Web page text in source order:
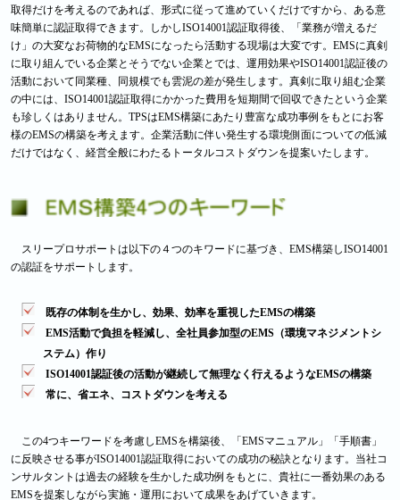
取得だけを考えるのであれば、形式に従って進めていくだけですから、ある意
味簡単に認証取得できます。しかしISO14001認証取得後、「業務が増えるだ
け」の大変なお荷物的なEMSになったら活動する現場は大変です。EMSに真剣
に取り組んでいる企業とそうでない企業とでは、運用効果やISO14001認証後の
活動において同業種、同規模でも雲泥の差が発生します。真剣に取り組む企業
の中には、ISO14001認証取得にかかった費用を短期間で回収できたという企業
も珍しくはありません。TPSはEMS構築にあたり豊富な成功事例をもとにお客
様のEMSの構築を考えます。企業活動に伴い発生する環境側面についての低減
だけではなく、経営全般にわたるトータルコストダウンを提案いたします。
スリープロサポートは以下の４つのキワードに基づき、EMS構築しISO14001
の認証をサポートします。
既存の体制を生かし、効果、効率を重視したEMSの構築
EMS活動で負担を軽減し、全社員参加型のEMS（環境マネジメントシ
ステム）作り
ISO14001認証後の活動が継続して無理なく行えるようなEMSの構築
常に、省エネ、コストダウンを考える
この4つキーワードを考慮しEMSを構築後、「EMSマニュアル」「手順書」
に反映させる事がISO14001認証取得においての成功の秘訣となります。当社コ
ンサルタントは過去の経験を生かした成功例をもとに、貴社に一番効果のある
EMSを提案しながら実施・運用において成果をあげていきます。